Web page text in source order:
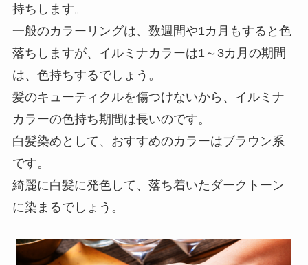
持ちします。
一般のカラーリングは、数週間や1カ月もすると色
落ちしますが、イルミナカラーは1～3カ月の期間
は、色持ちするでしょう。
髪のキューティクルを傷つけないから、イルミナ
カラーの色持ち期間は長いのです。
白髪染めとして、おすすめのカラーはブラウン系
です。
綺麗に白髪に発色して、落ち着いたダークトーン
に染まるでしょう。